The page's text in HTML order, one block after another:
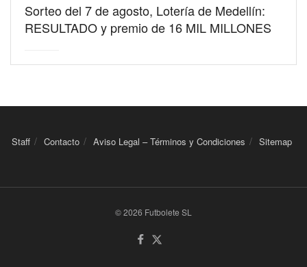
Sorteo del 7 de agosto, Lotería de Medellín:
RESULTADO y premio de 16 MIL MILLONES
Staff Contacto Aviso Legal – Términos y Condiciones Sitemap
© 2026 Futbolete SL